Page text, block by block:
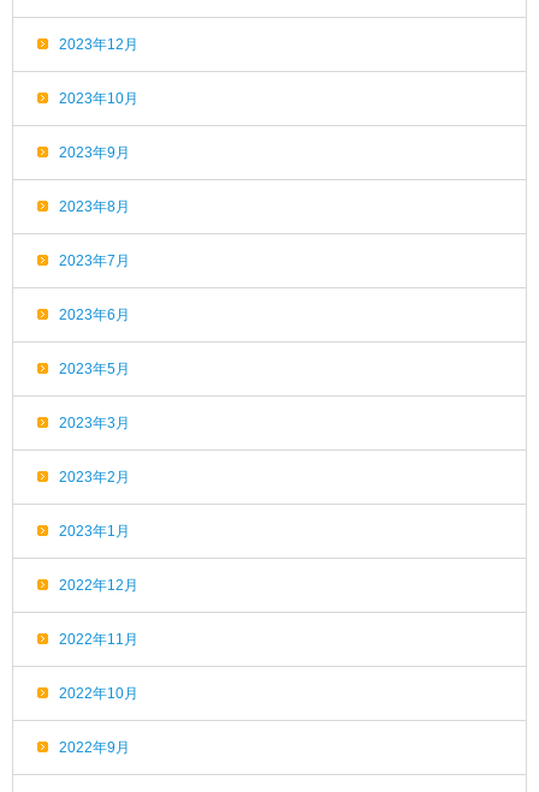
2023年12月
2023年10月
2023年9月
2023年8月
2023年7月
2023年6月
2023年5月
2023年3月
2023年2月
2023年1月
2022年12月
2022年11月
2022年10月
2022年9月